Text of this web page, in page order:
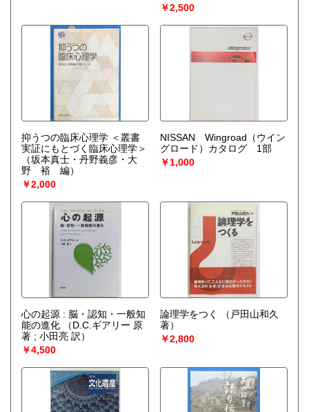
￥2,500
抑うつの臨床心理学 ＜叢書
実証にもとづく臨床心理学＞
（坂本真士・丹野義彦・大
野 裕 編）
￥2,000
NISSAN Wingroad（ウイン
グロード）カタログ 1部
￥1,000
心の起源 : 脳・認知・一般知
能の進化
（D.C.ギアリー 原
著 ; 小田亮 訳）
￥4,500
論理学をつく
（戸田山和久
著）
￥2,800